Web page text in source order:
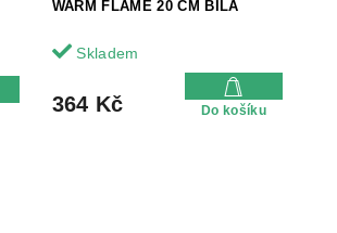
WARM FLAME 20 CM BÍLÁ
Skladem
364 Kč Do košíku